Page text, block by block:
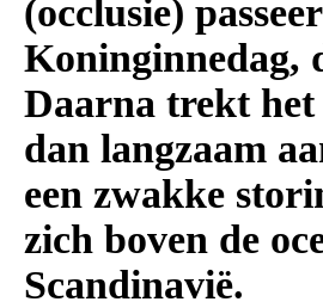
(occlusie)
Koninginnedag,
Daarna trekt
dan langzaam
een zwakke
zich boven de
Scandinavië.